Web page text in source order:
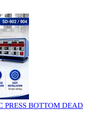
PRESS BOTTOM DEAD